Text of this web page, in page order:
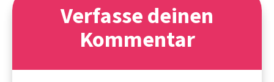
Verfasse deinen
Kommentar